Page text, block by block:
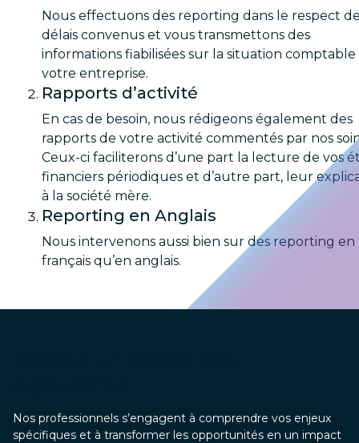
Nous effectuons des reporting dans le respect
délais convenus et vous transmettons des
informations fiabilisées sur la situation comptable
votre entreprise.
Rapports d’activité
En cas de besoin, nous rédigeons également des
rapports de votre activité commentés par nos
Ceux-ci faciliterons d’une part la lecture de vos
financiers périodiques et d’autre part, leur
à la société mère.
Reporting en Anglais
Nous intervenons aussi bien sur des reporting en
français qu’en anglais.
Nos professionnels s’engagent à comprendre vos enjeux
spécifiques et à transformer les opportunités en un impact